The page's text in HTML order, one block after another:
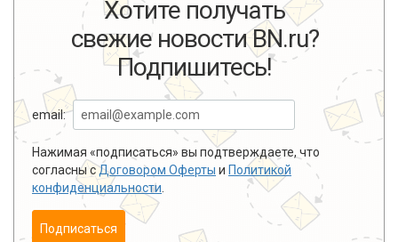
Хотите получать
свежие новости BN.ru?
Подпишитесь!
email:
Нажимая «подписаться» вы подтверждаете, что
согласны сДоговором Оферты и Политикой
конфиденциальности
Подписаться